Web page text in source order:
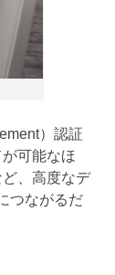
）認証
可能なほ
、高度なデ
つながるだ